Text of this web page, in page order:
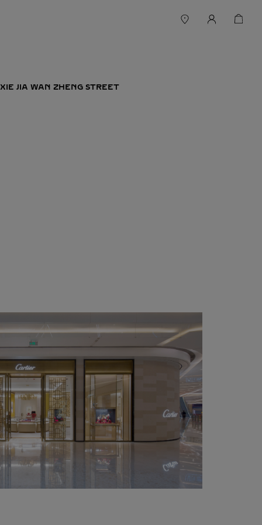
JIA WAN ZHENG STREET